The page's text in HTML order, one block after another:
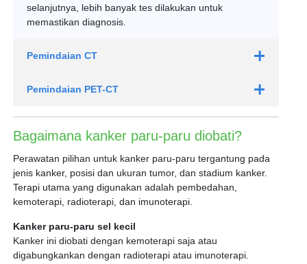
selanjutnya, lebih banyak tes dilakukan untuk
memastikan diagnosis.
Pemindaian CT
Pemindaian PET-CT
Bagaimana kanker paru-paru diobati?
Perawatan pilihan untuk kanker paru-paru tergantung pada
jenis kanker, posisi dan ukuran tumor, dan stadium kanker.
Terapi utama yang digunakan adalah pembedahan,
kemoterapi, radioterapi, dan imunoterapi.
Kanker paru-paru sel kecil
Kanker ini diobati dengan kemoterapi saja atau
digabungkankan dengan radioterapi atau imunoterapi.